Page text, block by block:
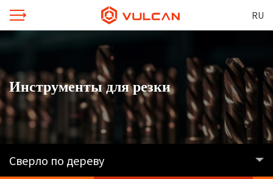
RU
Инструменты для резки
Сверло по дереву